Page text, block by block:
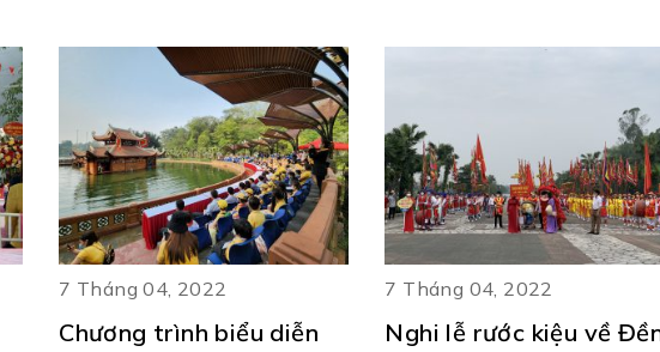
7 Tháng 04, 2022
Chương trình biểu diễn
7 Tháng 04, 2022
Nghi lễ rước kiệu về